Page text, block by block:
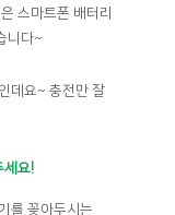
스마트폰 배터리
니다~
데요~ 충전만 잘
세요!
를 꽂아두시는